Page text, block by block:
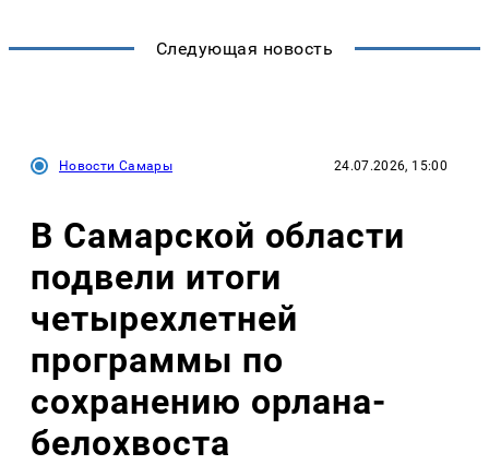
Следующая новость
Новости Самары 24.07.2026, 15:00
В Самарской области
подвели итоги
четырехлетней
программы по
сохранению орлана-
белохвоста